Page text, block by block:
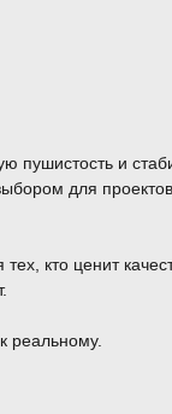
пушистость и
для
кто ценит
реальному.